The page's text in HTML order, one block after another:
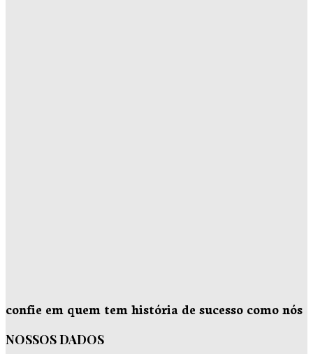
confie em quem tem história de sucesso como nós
NOSSOS DADOS